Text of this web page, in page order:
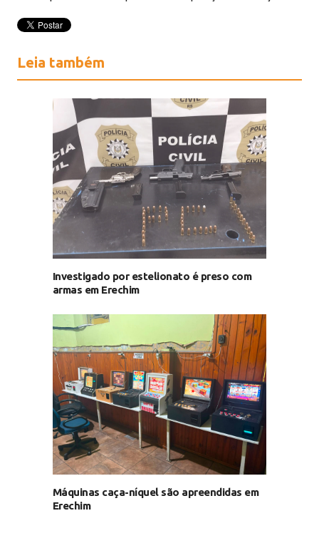
Leia também
Investigado por estelionato é preso com
armas em Erechim
Máquinas caça-níquel são apreendidas em
Erechim